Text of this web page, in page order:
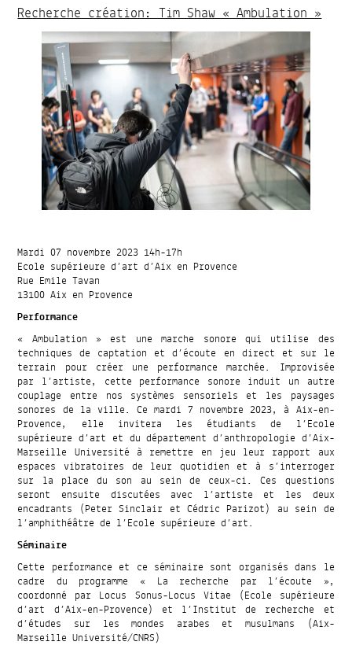
Recherche création: Tim Shaw « Ambulation »
Mardi 07 novembre 2023 14h-17h
Ecole supérieure d’art d’Aix en Provence
Rue Emile Tavan
13100 Aix en Provence
Performance
« Ambulation » est une marche sonore qui utilise des
techniques de captation et d’écoute en direct et sur le
terrain pour créer une performance marchée. Improvisée
par l’artiste, cette performance sonore induit un autre
couplage entre nos systèmes sensoriels et les paysages
sonores de la ville. Ce mardi 7 novembre 2023, à Aix-en-
Provence, elle invitera les étudiants de l’Ecole
supérieure d’art et du département d’anthropologie d’Aix-
Marseille Université à remettre en jeu leur rapport aux
espaces vibratoires de leur quotidien et à s’interroger
sur la place du son au sein de ceux-ci. Ces questions
seront ensuite discutées avec l’artiste et les deux
encadrants (Peter Sinclair et Cédric Parizot) au sein de
l’amphithéâtre de l’Ecole supérieure d’art.
Séminaire
Cette performance et ce séminaire sont organisés dans le
cadre du programme « La recherche par l’écoute »,
coordonné par Locus Sonus-Locus Vitae (Ecole supérieure
d’art d’Aix-en-Provence) et l’Institut de recherche et
d’études sur les mondes arabes et musulmans (Aix-
Marseille Université/CNRS)